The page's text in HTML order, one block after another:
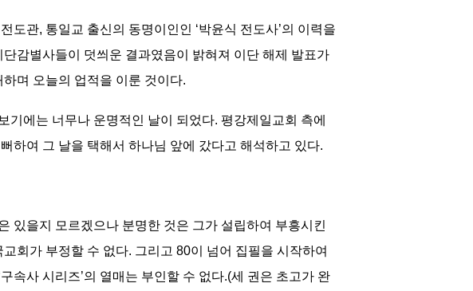
관, 통일교 출신의 동명이인인 ‘박윤식 전도사’의 이력을
감별사들이 덧씌운 결과였음이 밝혀져 이단 해제 발표가
며 오늘의 업적을 이룬 것이다.
에는 너무나 운명적인 날이 되었다. 평강제일교회 측에
하여 그 날을 택해서 하나님 앞에 갔다고 해석하고 있다.
있을지 모르겠으나 분명한 것은 그가 설립하여 부흥시킨
회가 부정할 수 없다. 그리고 80이 넘어 집필을 시작하여
속사 시리즈’의 열매는 부인할 수 없다.(세 권은 초고가 완